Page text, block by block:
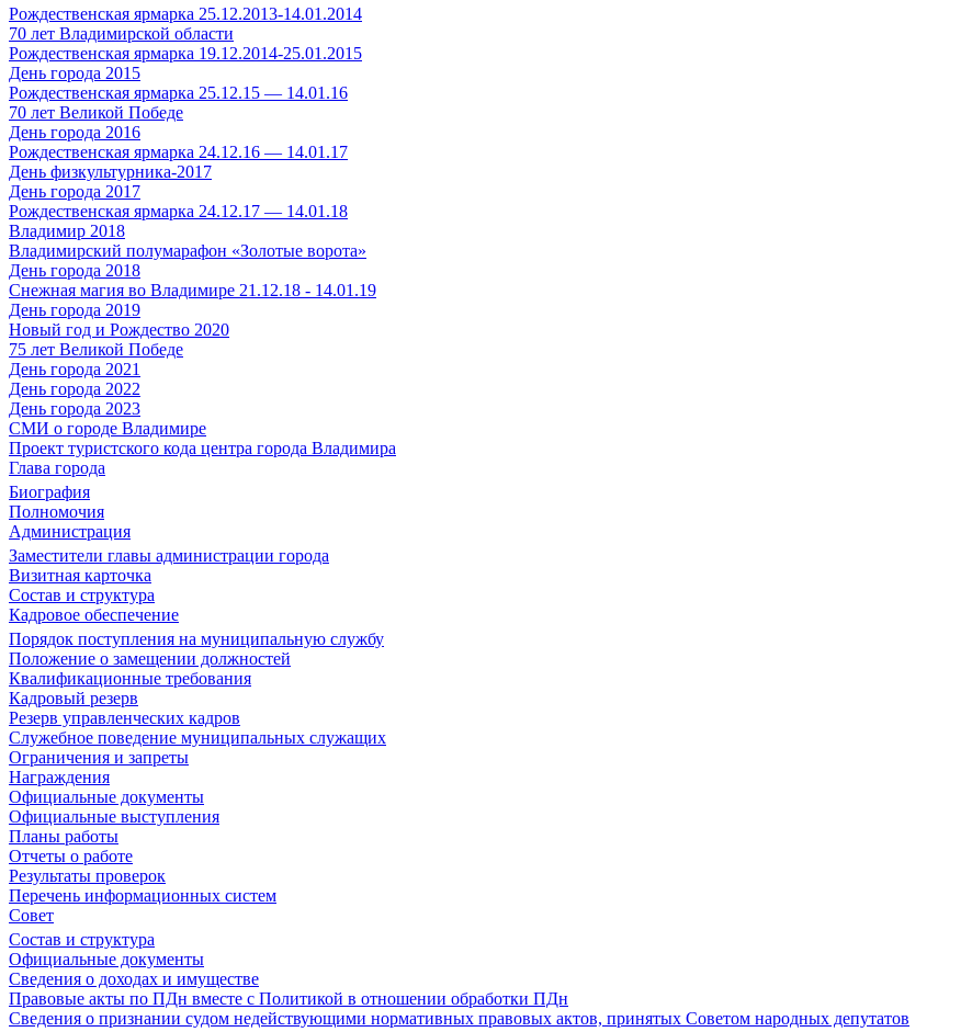
Рождественская ярмарка 25.12.2013-14.01.2014
70 лет Владимирской области
Рождественская ярмарка 19.12.2014-25.01.2015
День города 2015
Рождественская ярмарка 25.12.15 — 14.01.16
70 лет Великой Победе
День города 2016
Рождественская ярмарка 24.12.16 — 14.01.17
День физкультурника-2017
День города 2017
Рождественская ярмарка 24.12.17 — 14.01.18
Владимир 2018
Владимирский полумарафон «Золотые ворота»
День города 2018
Снежная магия во Владимире 21.12.18 - 14.01.19
День города 2019
Новый год и Рождество 2020
75 лет Великой Победе
День города 2021
День города 2022
День города 2023
СМИ о городе Владимире
Проект туристского кода центра города Владимира
Глава города
Биография
Полномочия
Администрация
Заместители главы администрации города
Визитная карточка
Состав и структура
Кадровое обеспечение
Порядок поступления на муниципальную службу
Положение о замещении должностей
Квалификационные требования
Кадровый резерв
Резерв управленческих кадров
Служебное поведение муниципальных служащих
Ограничения и запреты
Награждения
Официальные документы
Официальные выступления
Планы работы
Отчеты о работе
Результаты проверок
Перечень информационных систем
Совет
Состав и структура
Официальные документы
Сведения о доходах и имуществе
Правовые акты по ПДн вместе с Политикой в отношении обработки ПДн
Сведения о признании судом недействующими нормативных правовых актов, принятых Советом народных депутатов